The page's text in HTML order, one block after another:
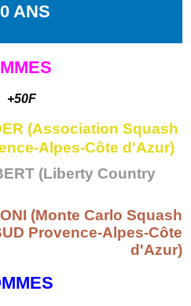
ANS
(Association Squash
Alpes-Côte d'Azur)
(Liberty Country
(Monte Carlo Squash
Provence-Alpes-Côte
d'Azur)